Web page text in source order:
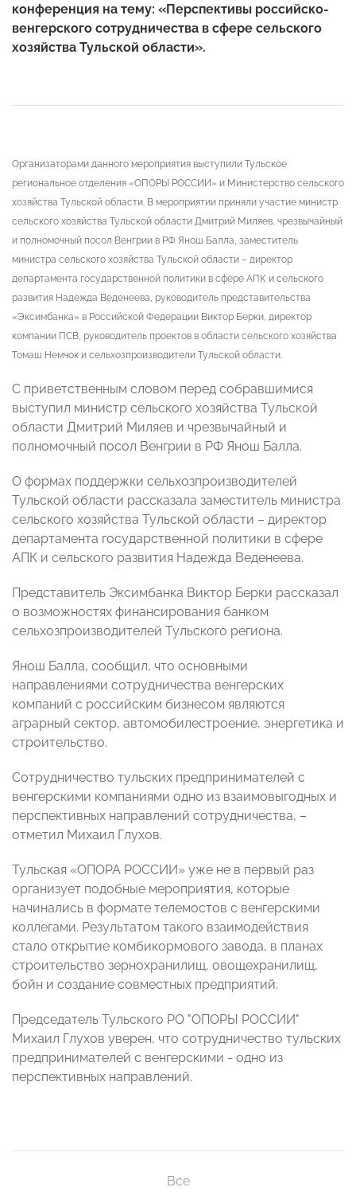
конференция на тему: «Перспективы российско-
венгерского сотрудничества в сфере сельского
хозяйства Тульской области».
Организаторами данного мероприятия выступили Тульское
региональное отделения «ОПОРЫ РОССИИ» и Министерство сельского
хозяйства Тульской области. В мероприятии приняли участие министр
сельского хозяйства Тульской области Дмитрий Миляев, чрезвычайный
и полномочный посол Венгрии в РФ Янош Балла, заместитель
министра сельского хозяйства Тульской области – директор
департамента государственной политики в сфере АПК и сельского
развития Надежда Веденеева, руководитель представительства
«Эксимбанка» в Российской Федерации Виктор Берки, директор
компании ПСВ, руководитель проектов в области сельского хозяйства
Томаш Немчок и сельхозпроизводители Тульской области.
С приветственным словом перед собравшимися
выступил министр сельского хозяйства Тульской
области Дмитрий Миляев и чрезвычайный и
полномочный посол Венгрии в РФ Янош Балла.
О формах поддержки сельхозпроизводителей
Тульской области рассказала заместитель министра
сельского хозяйства Тульской области – директор
департамента государственной политики в сфере
АПК и сельского развития Надежда Веденеева.
Представитель Эксимбанка Виктор Берки рассказал
о возможностях финансирования банком
сельхозпроизводителей Тульского региона.
Янош Балла, сообщил, что основными
направлениями сотрудничества венгерских
компаний с российским бизнесом являются
аграрный сектор, автомобилестроение, энергетика и
строительство.
Сотрудничество тульских предпринимателей с
венгерскими компаниями одно из взаимовыгодных и
перспективных направлений сотрудничества, –
отметил Михаил Глухов.
Тульская «ОПОРА РОССИИ» уже не в первый раз
организует подобные мероприятия, которые
начинались в формате телемостов с венгерскими
коллегами. Результатом такого взаимодействия
стало открытие комбикормового завода, в планах
строительство зернохранилищ, овощехранилищ,
бойн и создание совместных предприятий.
Председатель Тульского РО "ОПОРЫ РОССИИ"
Михаил Глухов уверен, что сотрудничество тульских
предпринимателей с венгерскими - одно из
перспективных направлений.
Все